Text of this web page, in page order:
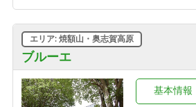
の自然の中で暮
切風呂付】【2
99,999円/
真夏でも快適
テル
12,300円/人/
賀高原で非日
ぽ温泉◆志賀高
ブルーエ
エリア: 焼額山・奥志賀高原
基本情報